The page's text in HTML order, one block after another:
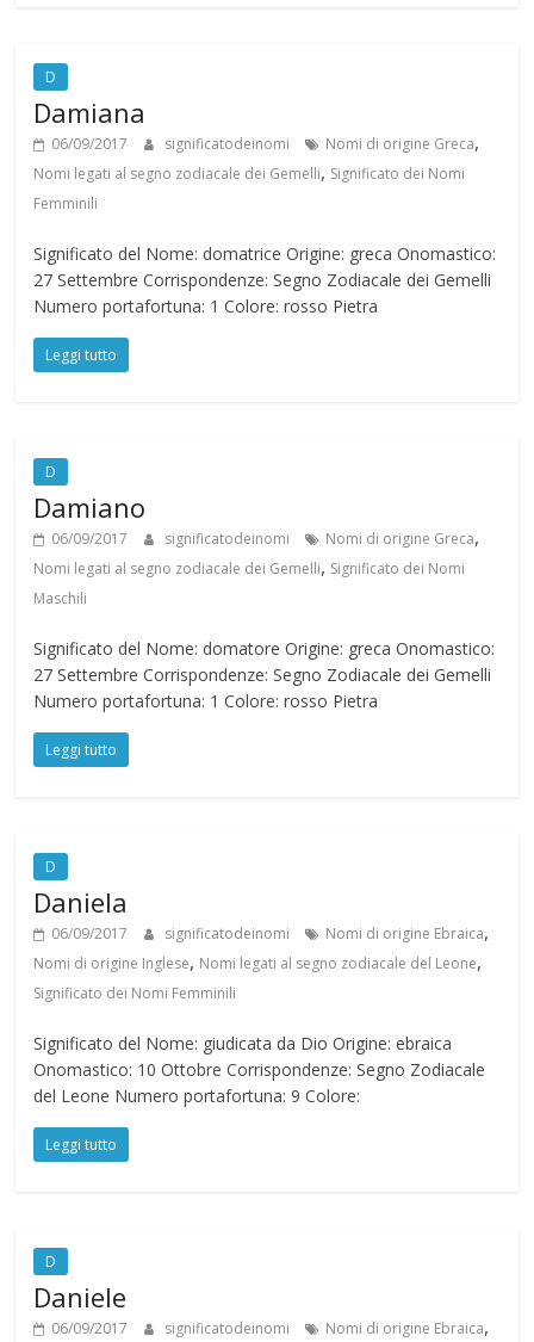
D
Damiana
06/09/2017 significatodeinomi Nomi di origine Greca,
Nomi legati al segno zodiacale dei Gemelli, Significato dei Nomi
Femminili
Significato del Nome: domatrice Origine: greca Onomastico:
27 Settembre Corrispondenze: Segno Zodiacale dei Gemelli
Numero portafortuna: 1 Colore: rosso Pietra
Leggi tutto
D
Damiano
06/09/2017 significatodeinomi Nomi di origine Greca,
Nomi legati al segno zodiacale dei Gemelli, Significato dei Nomi
Maschili
Significato del Nome: domatore Origine: greca Onomastico:
27 Settembre Corrispondenze: Segno Zodiacale dei Gemelli
Numero portafortuna: 1 Colore: rosso Pietra
Leggi tutto
D
Daniela
06/09/2017 significatodeinomi Nomi di origine Ebraica,
Nomi di origine Inglese, Nomi legati al segno zodiacale del Leone,
Significato dei Nomi Femminili
Significato del Nome: giudicata da Dio Origine: ebraica
Onomastico: 10 Ottobre Corrispondenze: Segno Zodiacale
del Leone Numero portafortuna: 9 Colore:
Leggi tutto
D
Daniele
06/09/2017 significatodeinomi Nomi di origine Ebraica,